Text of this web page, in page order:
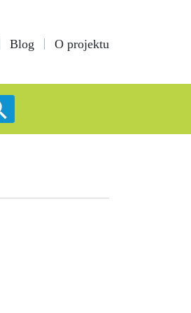
Blog O projektu